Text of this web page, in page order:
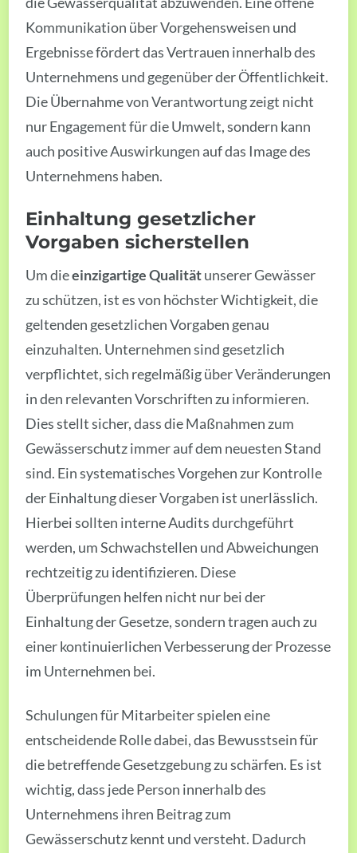
Kommunikation über Vorgehensweisen und
Ergebnisse fördert das Vertrauen innerhalb des
Unternehmens und gegenüber der Öffentlichkeit.
Die Übernahme von Verantwortung zeigt nicht
nur Engagement für die Umwelt, sondern kann
auch positive Auswirkungen auf das Image des
Unternehmens haben.
Einhaltung gesetzlicher
Vorgaben sicherstellen
Um dieeinzigartige Qualitätunserer Gewässer
zu schützen, ist es von höchster Wichtigkeit, die
geltenden gesetzlichen Vorgaben genau
einzuhalten. Unternehmen sind gesetzlich
verpflichtet, sich regelmäßig über Veränderungen
in den relevanten Vorschriften zu informieren.
Dies stellt sicher, dass die Maßnahmen zum
Gewässerschutz immer auf dem neuesten Stand
sind. Ein systematisches Vorgehen zur Kontrolle
der Einhaltung dieser Vorgaben ist unerlässlich.
Hierbei sollten interne Audits durchgeführt
werden, um Schwachstellen und Abweichungen
rechtzeitig zu identifizieren. Diese
Überprüfungen helfen nicht nur bei der
Einhaltung der Gesetze, sondern tragen auch zu
einer kontinuierlichen Verbesserung der Prozesse
im Unternehmen bei.
Schulungen für Mitarbeiter spielen eine
entscheidende Rolle dabei, das Bewusstsein für
die betreffende Gesetzgebung zu schärfen. Es ist
wichtig, dass jede Person innerhalb des
Unternehmens ihren Beitrag zum
Gewässerschutz kennt und versteht. Dadurch